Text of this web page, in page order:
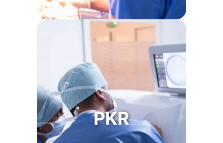
PKR
Adaptée aux cornées fines
➜
Adaptés aux métiers physiques
(pompiers, militaires..) ou sports de
Possibilité de faire une
TRANSPKR(intervention 100% Laser.